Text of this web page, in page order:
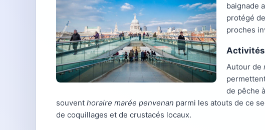
baignade
protégé
proches
Activités
Autour de
de pêche
souvent horaire marée penvenan parmi les atouts de ce
de coquillages et de crustacés locaux.